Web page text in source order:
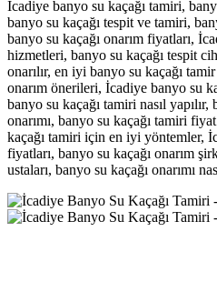
İcadiye banyo su kaçağı tamiri,
banyo su kaçağı tespit ve tamiri,
banyo su kaçağı onarım fiyatları,
hizmetleri, banyo su kaçağı tespit
onarılır, en iyi banyo su kaçağı
onarım önerileri, İcadiye banyo su
banyo su kaçağı tamiri nasıl
onarımı, banyo su kaçağı tamiri
kaçağı tamiri için en iyi yöntemler,
fiyatları, banyo su kaçağı onarım
ustaları, banyo su kaçağı onarımı